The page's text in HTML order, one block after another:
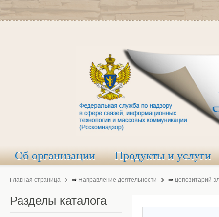
Об организации Продукты и услуги
Главная страница ⇒ Направление деятельности ⇒ Депозитарий
Разделы каталога